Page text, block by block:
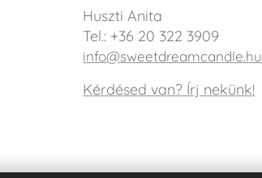
Huszti Anita
Tel.: +36 20 322 3909
info@sweetdreamcandle.hu
Kérdésed van? Írj nekünk!